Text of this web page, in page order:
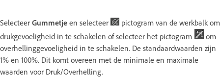
Selecteer Gummetje en selecteer
pictogram van de werkbalk om
drukgevoeligheid in te schakelen of selecteer het pictogram
om
overhellinggevoeligheid in te schakelen. De standaardwaarden zijn
1% en 100%. Dit komt overeen met de minimale en maximale
waarden voor Druk/Overhelling.